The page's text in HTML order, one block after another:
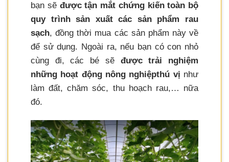
bạn sẽ được tận mắt chứng kiến toàn bộ
quy trình sản xuất các sản phẩm rau
sạch, đồng thời mua các sản phẩm này về
để sử dụng. Ngoài ra, nếu bạn có con nhỏ
cùng đi, các bé sẽ được trải nghiệm
những hoạt động nông nghiệpthú vị như
làm đất, chăm sóc, thu hoạch rau,… nữa
đó.